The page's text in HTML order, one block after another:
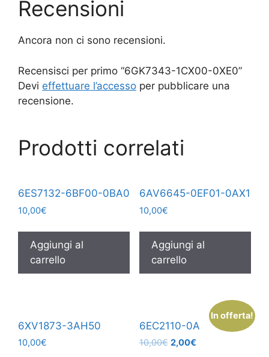
Recensioni
Ancora non ci sono recensioni.
Recensisci per primo “6GK7343-1CX00-0XE0”
Devi effettuare l’accesso per pubblicare una
recensione.
Prodotti correlati
6ES7132-6BF00-0BA0
10,00€
Aggiungi al
carrello
6AV6645-0EF01-0AX1
10,00€
Aggiungi al
carrello
6XV1873-3AH50
10,00€
In offerta!
6EC2110-0A
10,00€ 2,00€